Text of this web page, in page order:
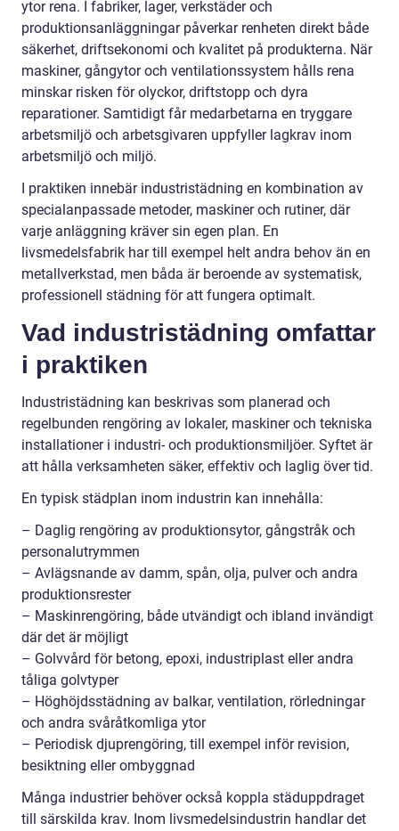
ytor rena. I fabriker, lager, verkstäder och
produktionsanläggningar påverkar renheten direkt både
säkerhet, driftsekonomi och kvalitet på produkterna. När
maskiner, gångytor och ventilationssystem hålls rena
minskar risken för olyckor, driftstopp och dyra
reparationer. Samtidigt får medarbetarna en tryggare
arbetsmiljö och arbetsgivaren uppfyller lagkrav inom
arbetsmiljö och miljö.
I praktiken innebär industristädning en kombination av
specialanpassade metoder, maskiner och rutiner, där
varje anläggning kräver sin egen plan. En
livsmedelsfabrik har till exempel helt andra behov än en
metallverkstad, men båda är beroende av systematisk,
professionell städning för att fungera optimalt.
Vad industristädning omfattar
i praktiken
Industristädning kan beskrivas som planerad och
regelbunden rengöring av lokaler, maskiner och tekniska
installationer i industri- och produktionsmiljöer. Syftet är
att hålla verksamheten säker, effektiv och laglig över tid.
En typisk städplan inom industrin kan innehålla:
– Daglig rengöring av produktionsytor, gångstråk och
personalutrymmen
– Avlägsnande av damm, spån, olja, pulver och andra
produktionsrester
– Maskinrengöring, både utvändigt och ibland invändigt
där det är möjligt
– Golvvård för betong, epoxi, industriplast eller andra
tåliga golvtyper
– Höghöjdsstädning av balkar, ventilation, rörledningar
och andra svåråtkomliga ytor
– Periodisk djuprengöring, till exempel inför revision,
besiktning eller ombyggnad
Många industrier behöver också koppla städuppdraget
till särskilda krav. Inom livsmedelsindustrin handlar det